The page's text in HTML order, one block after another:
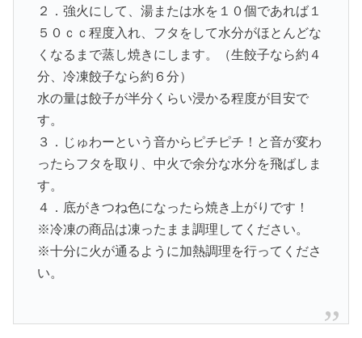
２．強火にして、湯または水を１０個であれば１
５０ｃｃ程度入れ、フタをして水分がほとんどな
くなるまで蒸し焼きにします。（生餃子なら約４
分、冷凍餃子なら約６分）
水の量は餃子が半分くらい浸かる程度が目安で
す。
３．じゅわーという音からピチピチ！と音が変わ
ったらフタを取り、中火で余分な水分を飛ばしま
す。
４．底がきつね色になったら焼き上がりです！
※冷凍の商品は凍ったまま調理してください。
※十分に火が通るように加熱調理を行ってくださ
い。